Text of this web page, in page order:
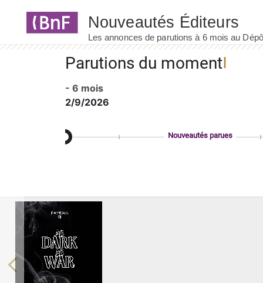
Parutions du moment
- 6 mois
2/9/2026
Nouveautés parues
Previous